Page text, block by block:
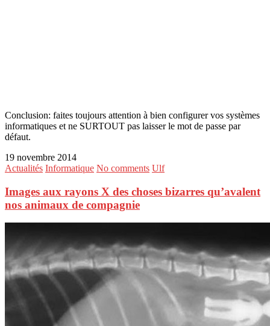
Conclusion: faites toujours attention à bien configurer vos systèmes
informatiques et ne SURTOUT pas laisser le mot de passe par
défaut.
19 novembre 2014
Actualités Informatique No comments Ulf
Images aux rayons X des choses bizarres qu’avalent
nos animaux de compagnie